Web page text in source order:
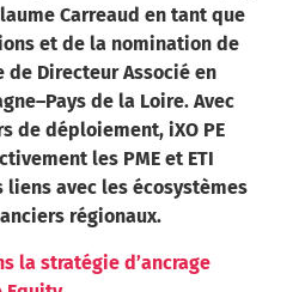
Carreaud en tant que
et de la nomination de
de Directeur Associé en
de la Loire. Avec
de déploiement, iXO PE
les PME et ETI
avec les écosystèmes
régionaux.
la stratégie d’ancrage